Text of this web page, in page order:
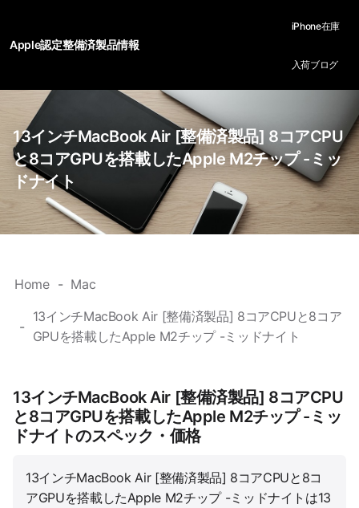
Apple認定整備済製品情報
iPhone在庫
入荷ブログ
13インチMacBook Air [整備済製品] 8コアCPU
と8コアGPUを搭載したApple M2チップ -ミッ
ドナイト
Home Mac
13インチMacBook Air [整備済製品] 8コアCPUと8コア
GPUを搭載したApple M2チップ -ミッドナイト
13インチMacBook Air [整備済製品] 8コアCPU
と8コアGPUを搭載したApple M2チップ -ミッ
ドナイトのスペック・価格
13インチMacBook Air [整備済製品] 8コアCPUと8コ
アGPUを搭載したApple M2チップ -ミッドナイトは13